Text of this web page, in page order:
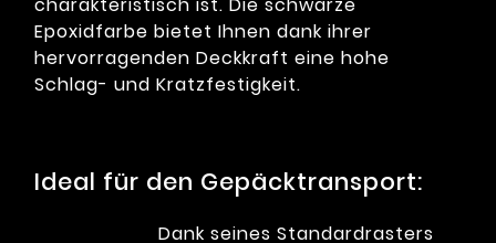
charakteristisch ist. Die schwarze
Epoxidfarbe bietet Ihnen dank ihrer
hervorragenden Deckkraft eine hohe
Schlag- und Kratzfestigkeit.
Ideal für den Gepäcktransport:
Dank seines Standardrasters